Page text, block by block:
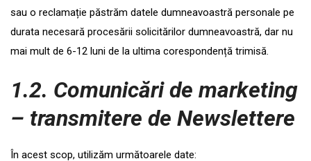
sau o reclamație păstrăm datele dumneavoastră personale pe
durata necesară procesării solicitărilor dumneavoastră, dar nu
mai mult de 6-12 luni de la ultima corespondență trimisă.
1.2. Comunicări de marketing
– transmitere de Newslettere
În acest scop, utilizăm următoarele date: